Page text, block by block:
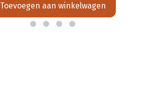
Toevoegen aan winkelwagen